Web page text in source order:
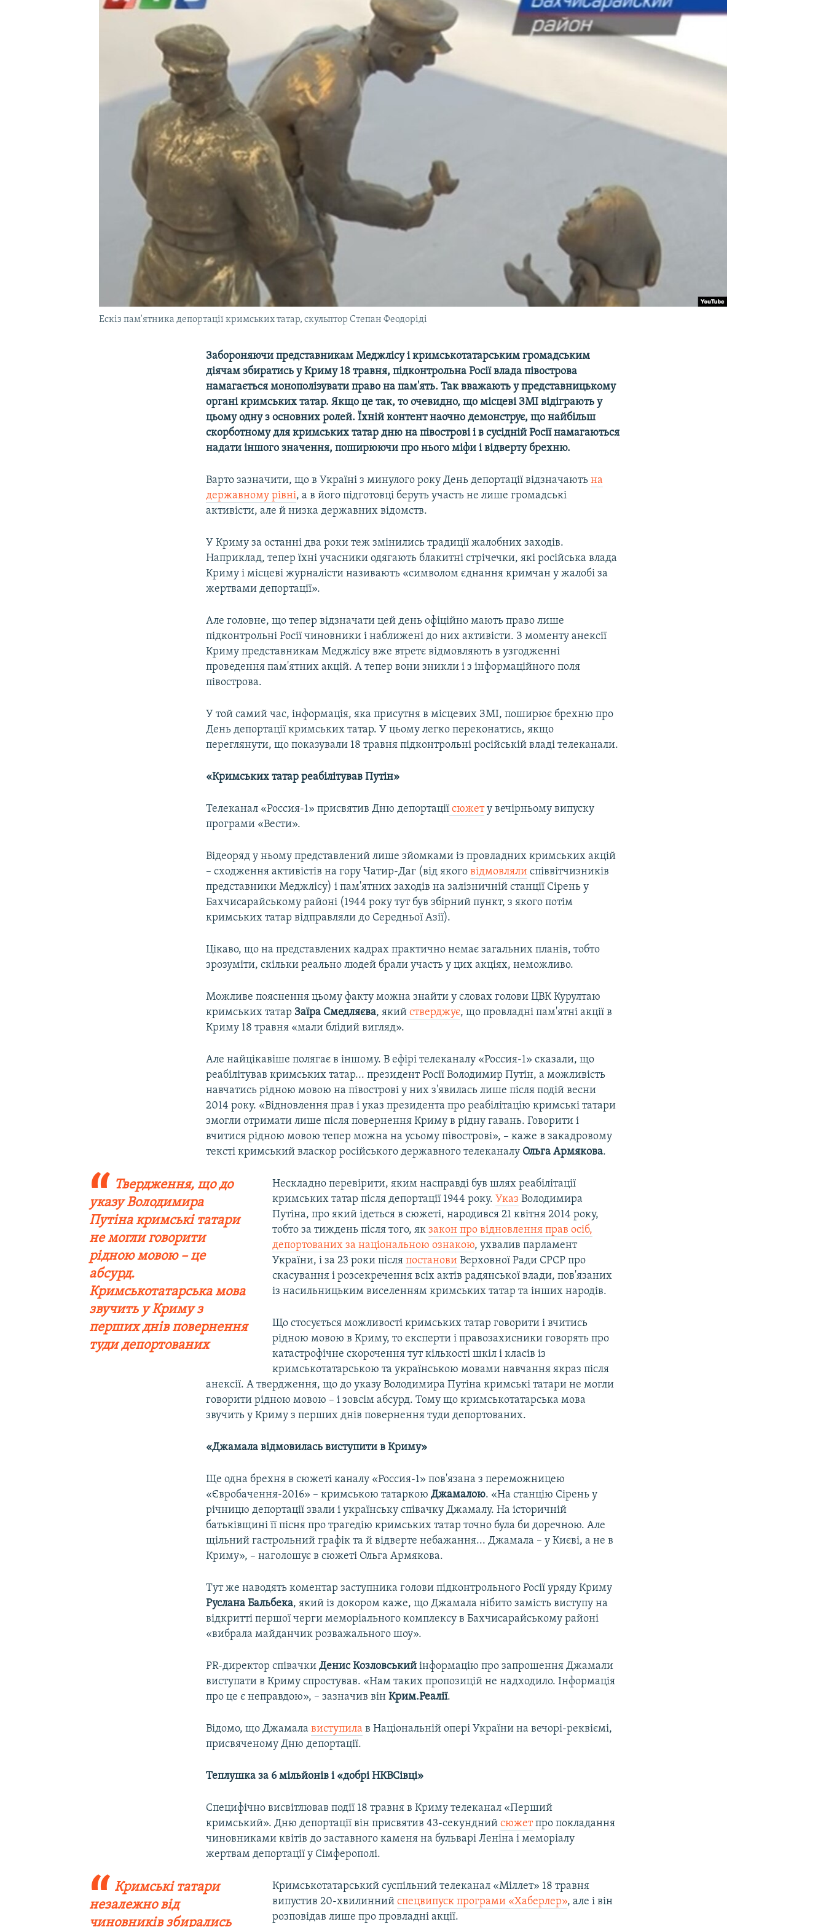
Ескіз пам'ятника депортації кримських татар, скульптор Степан Феодоріді
Забороняючи представникам Меджлісу і кримськотатарським громадським
діячам збиратись у Криму 18 травня, підконтрольна Росії влада півострова
намагається монополізувати право на пам'ять. Так вважають у представницькому
органі кримських татар. Якщо це так, то очевидно, що місцеві ЗМІ відіграють у
цьому одну з основних ролей. Їхній контент наочно демонструє, що найбільш
скорботному для кримських татар дню на півострові і в сусідній Росії намагаються
надати іншого значення, поширюючи про нього міфи і відверту брехню.
Варто зазначити, що в Україні з минулого року День депортації відзначаютьна
державному рівні, а в його підготовці беруть участь не лише громадські
активісти, але й низка державних відомств.
У Криму за останні два роки теж змінились традиції жалобних заходів.
Наприклад, тепер їхні учасники одягають блакитні стрічечки, які російська влада
Криму і місцеві журналісти називають «символом єднання кримчан у жалобі за
жертвами депортації».
Але головне, що тепер відзначати цей день офіційно мають право лише
підконтрольні Росії чиновники і наближені до них активісти. З моменту анексії
Криму представникам Меджлісу вже втретє відмовляють в узгодженні
проведення пам'ятних акцій. А тепер вони зникли і з інформаційного поля
півострова.
У той самий час, інформація, яка присутня в місцевих ЗМІ, поширює брехню про
День депортації кримських татар. У цьому легко переконатись, якщо
переглянути, що показували 18 травня підконтрольні російській владі телеканали.
«Кримських татар реабілітував Путін»
Телеканал «Россия-1» присвятив Дню депортації сюжету вечірньому випуску
програми «Вести».
Відеоряд у ньому представлений лише зйомками із провладних кримських акцій
– сходження активістів на гору Чатир-Даг (від якоговідмовляли співвітчизників
представники Меджлісу) і пам'ятних заходів на залізничній станції Сірень у
Бахчисарайському районі (1944 року тут був збірний пункт, з якого потім
кримських татар відправляли до Середньої Азії).
Цікаво, що на представлених кадрах практично немає загальних планів, тобто
зрозуміти, скільки реально людей брали участь у цих акціях, неможливо.
Можливе пояснення цьому факту можна знайти у словах голови ЦВК Курултаю
кримських татар Заїра Смедляєва, який стверджує, що провладні пам'ятні акції в
Криму 18 травня «мали блідий вигляд».
Але найцікавіше полягає в іншому. В ефірі телеканалу «Россия-1» сказали, що
реабілітував кримських татар... президент Росії Володимир Путін, а можливість
навчатись рідною мовою на півострові у них з'явилась лише після подій весни
2014 року. «Відновлення прав і указ президента про реабілітацію кримські татари
змогли отримати лише після повернення Криму в рідну гавань. Говорити і
вчитися рідною мовою тепер можна на усьому півострові», – каже в закадровому
тексті кримський власкор російського державного телеканалу Ольга Армякова.
Твердження, що до
указу Володимира
Путіна кримські татари
не могли говорити
рідною мовою – це
абсурд.
Кримськотатарська мова
звучить у Криму з
перших днів повернення
туди депортованих
Нескладно перевірити, яким насправді був шлях реабілітації
кримських татар після депортації 1944 року. Указ Володимира
Путіна, про який ідеться в сюжеті, народився 21 квітня 2014 року,
тобто за тиждень після того, як закон про відновлення прав осіб,
депортованих за національною ознакою, ухвалив парламент
України, і за 23 роки після постановиВерховної Ради СРСР про
скасування і розсекречення всіх актів радянської влади, пов'язаних
із насильницьким виселенням кримських татар та інших народів.
Що стосується можливості кримських татар говорити і вчитись
рідною мовою в Криму, то експерти і правозахисники говорять про
катастрофічне скорочення тут кількості шкіл і класів із
кримськотатарською та українською мовами навчання якраз після
анексії. А твердження, що до указу Володимира Путіна кримські татари не могли
говорити рідною мовою – і зовсім абсурд. Тому що кримськотатарська мова
звучить у Криму з перших днів повернення туди депортованих.
«Джамала відмовилась виступити в Криму»
Ще одна брехня в сюжеті каналу «Россия-1» пов'язана з переможницею
«Євробачення-2016» – кримською татаркоюДжамалою. «На станцію Сірень у
річницю депортації звали і українську співачку Джамалу. На історичній
батьківщині її пісня про трагедію кримських татар точно була би доречною. Але
щільний гастрольний графік та й відверте небажання... Джамала – у Києві, а не в
Криму», – наголошує в сюжеті Ольга Армякова.
Тут же наводять коментар заступника голови підконтрольного Росії уряду Криму
Руслана Бальбека, який із докором каже, що Джамала нібито замість виступу на
відкритті першої черги меморіального комплексу в Бахчисарайському районі
«вибрала майданчик розважального шоу».
PR-директор співачкиДенис Козловський інформацію про запрошення Джамали
виступати в Криму спростував. «Нам таких пропозицій не надходило. Інформація
про це є неправдою», – зазначив вінКрим.Реалії.
Відомо, що Джамалавиступила в Національній опері України на вечорі-реквіємі,
присвяченому Дню депортації.
Теплушка за 6 мільйонів і «добрі НКВСівці»
Специфічно висвітлював події 18 травня в Криму телеканал «Перший
кримський». Дню депортації він присвятив 43-секунднийсюжетпро покладання
чиновниками квітів до заставного каменя на бульварі Леніна і меморіалу
жертвам депортації у Сімферополі.
Кримські татари
незалежно від
чиновників збирались
Кримськотатарський суспільний телеканал «Міллет» 18 травня
випустив 20-хвилинний спецвипуск програми «Хаберлер», але і він
розповідав лише про провладні акції.